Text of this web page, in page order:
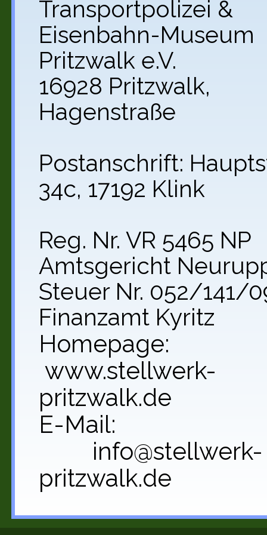
Transportpolizei &
Eisenbahn-Museum
Pritzwalk e.V.
16928 Pritzwalk,
Hagenstraße
Postanschrift:
34c, 17192 Klink
Reg. Nr. VR 5465 NP
Amtsgericht
Steuer Nr. 052/141/
Finanzamt Kyritz
Homepage:
www.stellwerk-
pritzwalk.de
E-Mail:
info@stellwerk-
pritzwalk.de